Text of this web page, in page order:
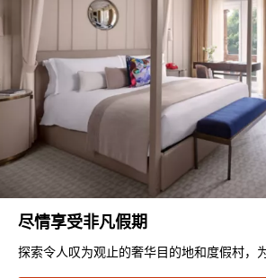
尽情享受非凡假期
探索令人叹为观止的奢华目的地和度假村，